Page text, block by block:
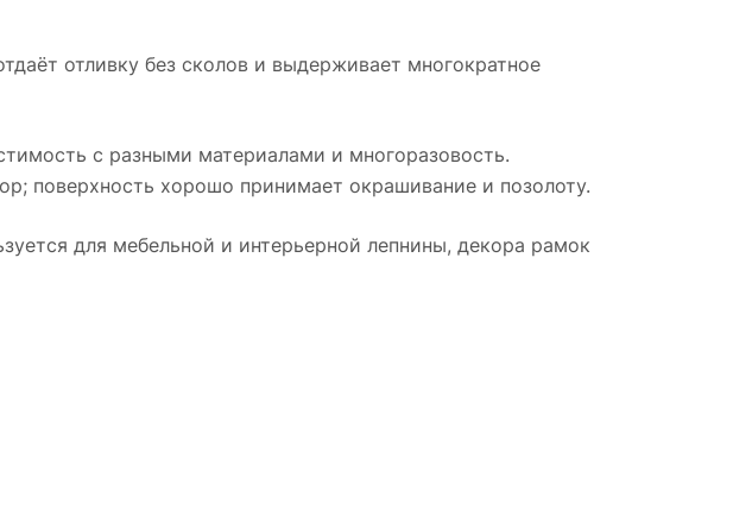
отливку без сколов и выдерживает многократное
с разными материалами и многоразовость.
поверхность хорошо принимает окрашивание и позолоту.
для мебельной и интерьерной лепнины, декора рамок